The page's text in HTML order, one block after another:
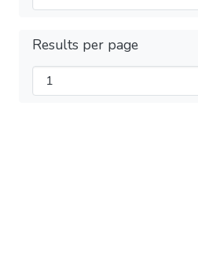
Results per page